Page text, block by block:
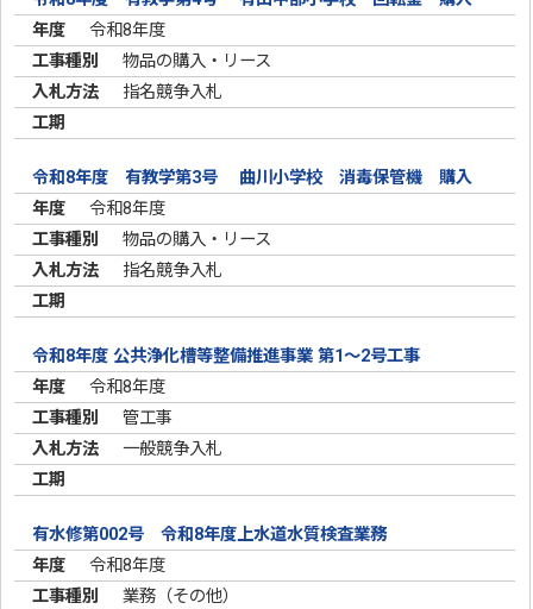
令和8年度
物品の購入・リース
指名競争入札
令和8年度 有教学第3号 曲川小学校 消毒保管機 購入
令和8年度
物品の購入・リース
指名競争入札
令和8年度 公共浄化槽等整備推進事業 第1～2号工事
令和8年度
管工事
一般競争入札
有水修第002号 令和8年度上水道水質検査業務
令和8年度
業務（その他）